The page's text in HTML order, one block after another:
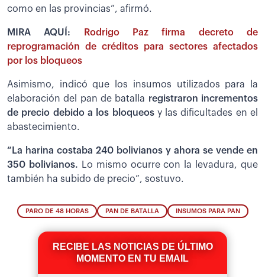
como en las provincias”, afirmó.
MIRA AQUÍ:
Rodrigo Paz firma decreto de
reprogramación de créditos para sectores afectados
por los bloqueos
Asimismo, indicó que los insumos utilizados para la
elaboración del pan de batalla registraron incrementos
de precio debido a los bloqueosy las dificultades en el
abastecimiento.
“La harina costaba 240 bolivianos y ahora se vende en
350 bolivianos. Lo mismo ocurre con la levadura, que
también ha subido de precio”, sostuvo.
PARO DE 48 HORAS PAN DE BATALLA INSUMOS PARA PAN
RECIBE LAS NOTICIAS DE ÚLTIMO
MOMENTO EN TU EMAIL